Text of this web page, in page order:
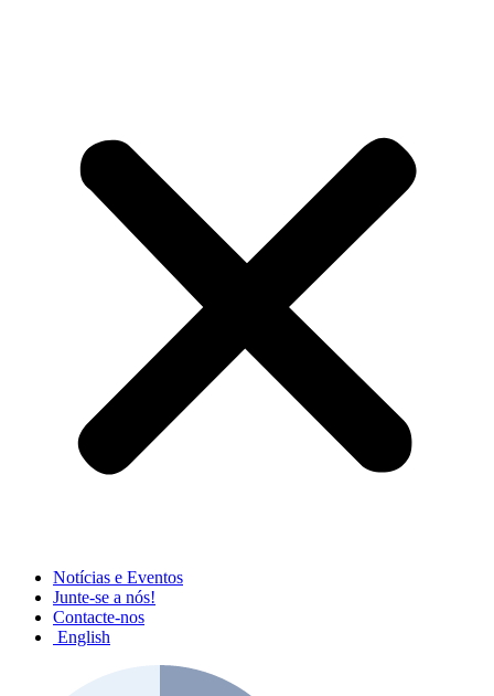
Notícias e Eventos
Junte-se a nós!
Contacte-nos
English